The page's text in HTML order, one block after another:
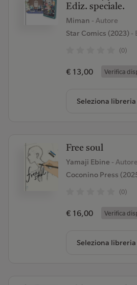
Ediz. speciale.
Miman - Autore
Star Comics (2023)-
(0)
€ 13,00 Verifica
Seleziona libreria
Free soul
Yamaji Ebine - Autore
Coconino Press
(0)
€ 16,00 Verifica
Seleziona libreria